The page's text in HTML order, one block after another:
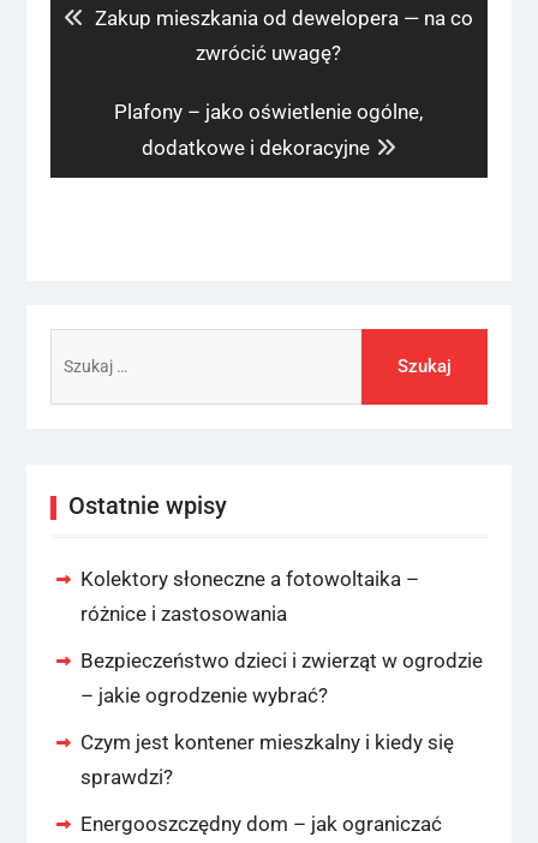
Previous
Zakup mieszkania od dewelopera — na co
zwrócić uwagę?
Next
post:
Plafony – jako oświetlenie ogólne,
dodatkowe i dekoracyjne
Ostatnie wpisy
Kolektory słoneczne a fotowoltaika –
różnice i zastosowania
Bezpieczeństwo dzieci i zwierząt w ogrodzie
– jakie ogrodzenie wybrać?
Czym jest kontener mieszkalny i kiedy się
sprawdzi?
Energooszczędny dom – jak ograniczać